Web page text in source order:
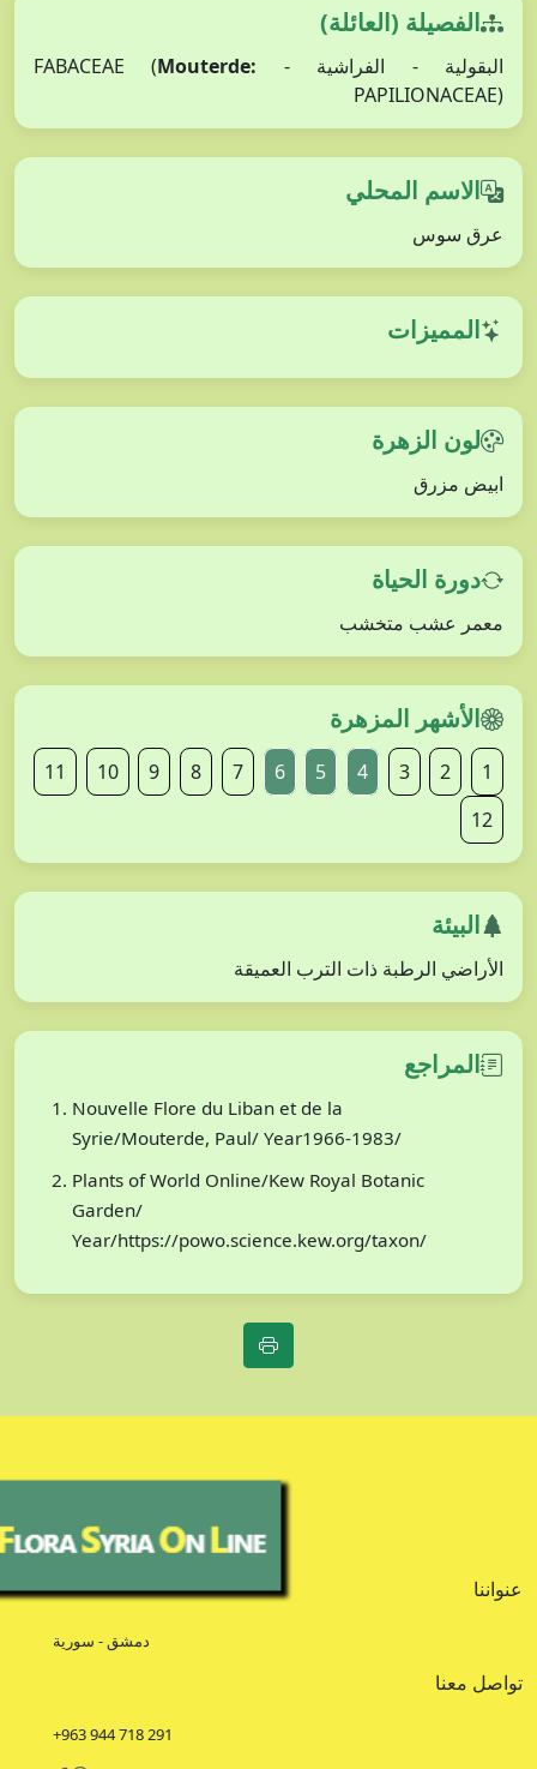
الفصيلة (العائلة)
البقولية - الفراشية - FABACEAE ( Mouterde:
PAPILIONACEAE)
الاسم المحلي
عرق سوس
المميزات
لون الزهرة
ابيض مزرق
دورة الحياة
معمر عشب متخشب
الأشهر المزهرة
1
2
3
4
5
6
7
8
9
10
11
12
البيئة
الأراضي الرطبة ذات الترب العميقة
المراجع
Nouvelle Flore du Liban et de la
Syrie/Mouterde, Paul/ Year1966-1983/
Plants of World Online/Kew Royal Botanic
Garden/
Year/https://powo.science.kew.org/taxon/
عنواننا
دمشق - سورية
تواصل معنا
+963 944 718 291